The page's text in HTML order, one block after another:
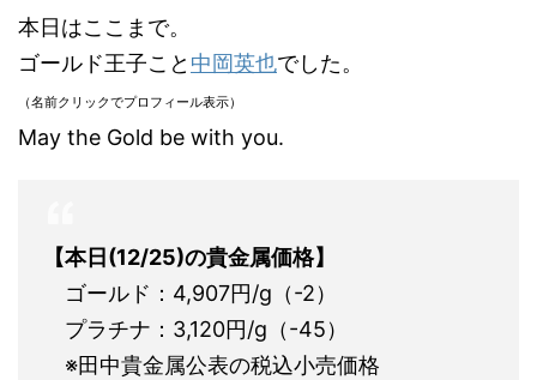
本日はここまで。
ゴールド王子こと 中岡英也でした。
（名前クリックでプロフィール表示）
May the Gold be with you.
【本日(12/25)の貴金属価格】
ゴールド：4,907円/g（-2）
プラチナ：3,120円/g（-45）
※田中貴金属公表の税込小売価格